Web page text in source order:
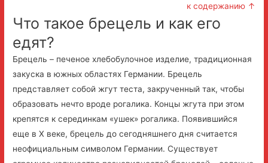
к содержанию ↑
Что такое брецель и как его
едят?
Брецель – печеное хлебобулочное изделие, традиционная
закуска в южных областях Германии. Брецель
представляет собой жгут теста, закрученный так, чтобы
образовать нечто вроде рогалика. Концы жгута при этом
крепятся к серединкам «ушек» рогалика. Появившийся
еще в X веке, брецель до сегодняшнего дня считается
неофициальным символом Германии. Существует